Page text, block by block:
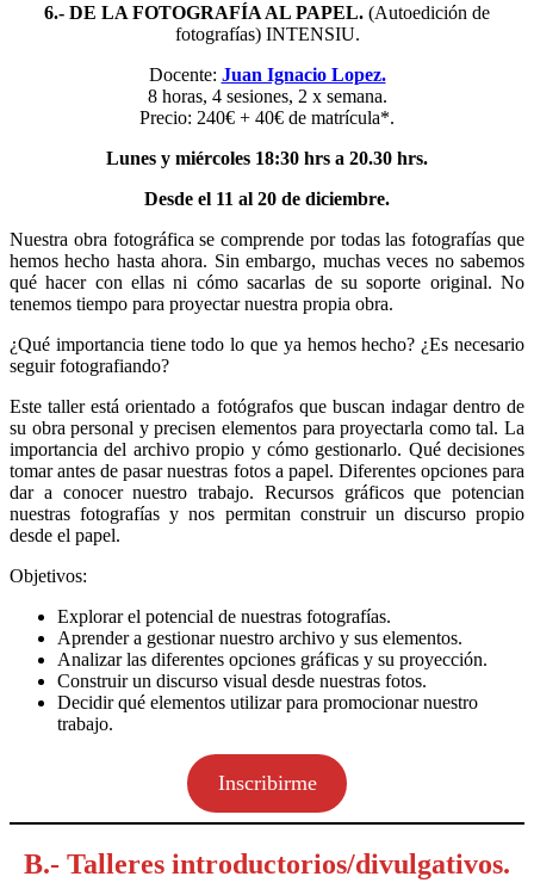
6.- DE LA FOTOGRAFÍA AL PAPEL. (Autoedición de
fotografías) INTENSIU.
Docente: Juan Ignacio Lopez.
8 horas, 4 sesiones, 2 x semana.
Precio: 240€ + 40€ de matrícula*.
Lunes y miércoles 18:30 hrs a 20.30 hrs.
Desde el 11 al 20 de diciembre.
Nuestra obra fotográfica se comprende por todas las fotografías que
hemos hecho hasta ahora. Sin embargo, muchas veces no sabemos
qué hacer con ellas ni cómo sacarlas de su soporte original. No
tenemos tiempo para proyectar nuestra propia obra.
¿Qué importancia tiene todo lo que ya hemos hecho? ¿Es necesario
seguir fotografiando?
Este taller está orientado a fotógrafos que buscan indagar dentro de
su obra personal y precisen elementos para proyectarla como tal. La
importancia del archivo propio y cómo gestionarlo. Qué decisiones
tomar antes de pasar nuestras fotos a papel. Diferentes opciones para
dar a conocer nuestro trabajo. Recursos gráficos que potencian
nuestras fotografías y nos permitan construir un discurso propio
desde el papel.
Objetivos:
Explorar el potencial de nuestras fotografías.
Aprender a gestionar nuestro archivo y sus elementos.
Analizar las diferentes opciones gráficas y su proyección.
Construir un discurso visual desde nuestras fotos.
Decidir qué elementos utilizar para promocionar nuestro
trabajo.
Inscribirme
B.- Talleres introductorios/divulgativos.